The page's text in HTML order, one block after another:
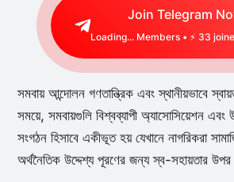
Join Telegram
Loading... Members • ⚡ 50
সমবায় আন্দোলন গণতান্ত্রিক এবং স্থানীয়ভাবে
সময়ে, সমবায়গুলি বিশ্বব্যাপী অ্যাসোসিয়েশন
সংগঠন হিসাবে একীভূত হয় যেখানে নাগরিকরা
অর্থনৈতিক উদ্দেশ্য পূরণের জন্য স্ব-সহায়তার উপর